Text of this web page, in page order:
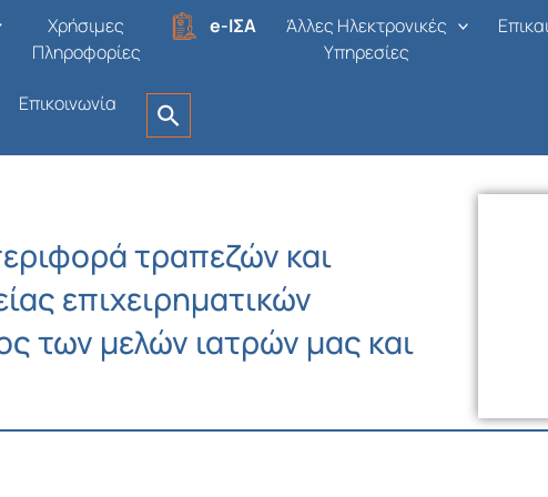
Χρήσιμες
Πληροφορίες
e-ΙΣΑ
Άλλες Ηλεκτρονικές
Υπηρεσίες
Επικοινωνία
τραπεζών και
επιχειρηματικών
των μελών ιατρών μας και